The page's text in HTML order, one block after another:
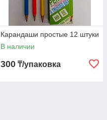
Карандаши простые 12 штуки
В наличии
300 ₸/упаковка